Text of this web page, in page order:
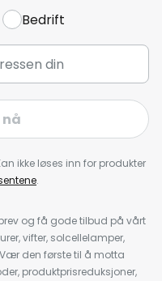
Bedrift
ikke løses inn for produkter
.
og få gode tilbud på vårt
vifter, solcellelamper,
den første til å motta
produktprisreduksjoner,